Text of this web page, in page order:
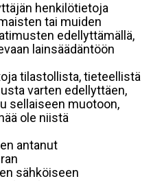
henkilötietoja
tai muiden
edellyttämällä,
lainsäädäntöön
tilastollista, tieteellistä
varten edellyttäen,
sellaiseen muotoon,
ole niistä
antanut
sähköiseen